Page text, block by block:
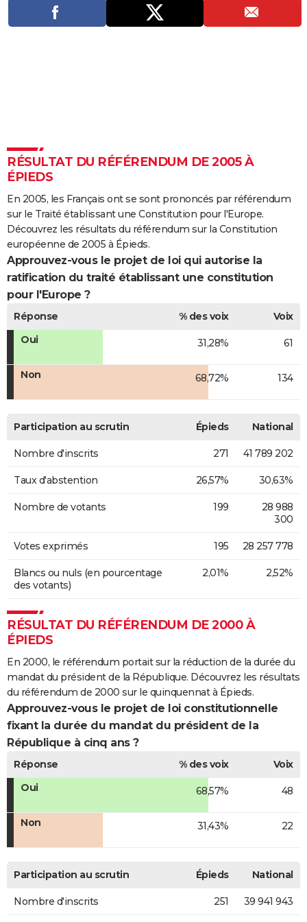
Destinations
Voyage nature
Voyage de noces
Dictionnaire
Biographies
Citations
Expressions
Proverbes
PROGRAMME TV
COPAINS D'AVANT
S'inscrire
Se connecter
Lycées
Collèges
Primaires
Universités
Entreprises
Service militaire
Avis de recherche
AVIS DE DÉCÈS
FORUM
Bricolage
Lifestyle
Culture
Sport
Auto
Television
Voyage
Cinema
RÉSULTAT DU RÉFÉRENDUM DE 2005 À
ÉPIEDS
En 2005, les Français ont se sont prononcés par référendum
sur le Traité établissant une Constitution pour l'Europe.
Découvrez les résultats du référendum sur la Constitution
européenne de 2005 à Épieds.
Approuvez-vous le projet de loi qui autorise la
ratification du traité établissant une constitution
pour l'Europe ?
Réponse % des voix
Voix
Oui
31,28% 61
Non 68,72% 134
Participation au scrutin Épieds National
Nombre d'inscrits 271 41 789 202
Taux d'abstention 26,57% 30,63%
Nombre de votants 199
28 988
300
Votes exprimés 195 28 257 778
Blancs ou nuls (en pourcentage
des votants)
2,01% 2,52%
RÉSULTAT DU RÉFÉRENDUM DE 2000 À
ÉPIEDS
En 2000, le référendum portait sur la réduction de la durée du
mandat du président de la République. Découvrez les résultats
du référendum de 2000 sur le quinquennat à Épieds.
Approuvez-vous le projet de loi constitutionnelle
fixant la durée du mandat du président de la
République à cinq ans ?
Réponse % des voix
Voix
Oui
68,57% 48
Non 31,43% 22
Participation au scrutin Épieds National
Nombre d'inscrits 251 39 941 943